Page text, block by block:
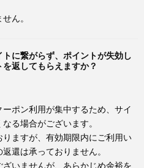
ん。
に繋がらず、ポイントが失効し
返してもらえますか？
ポン利用が集中するため、サイ
る場合がございます。
りますが、有効期限内にご利用い
還は承っておりません。
いませんが、あらかじめ余裕を